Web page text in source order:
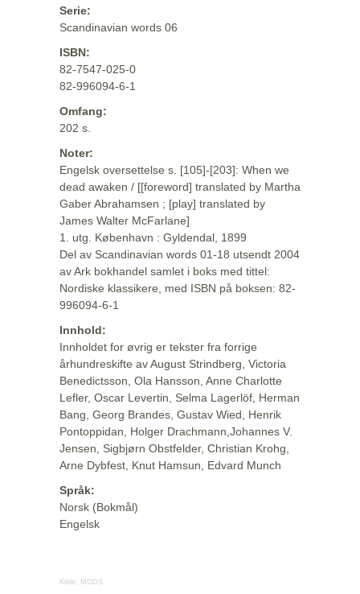
Serie:
Scandinavian words 06
ISBN:
82-7547-025-0
82-996094-6-1
Omfang:
202 s.
Noter:
Engelsk oversettelse s. [105]-[203]: When we
dead awaken / [[foreword] translated by Martha
Gaber Abrahamsen ; [play] translated by
James Walter McFarlane]
1. utg. København : Gyldendal, 1899
Del av Scandinavian words 01-18 utsendt 2004
av Ark bokhandel samlet i boks med tittel:
Nordiske klassikere, med ISBN på boksen: 82-
996094-6-1
Innhold:
Innholdet for øvrig er tekster fra forrige
århundreskifte av August Strindberg, Victoria
Benedictsson, Ola Hansson, Anne Charlotte
Lefler, Oscar Levertin, Selma Lagerlöf, Herman
Bang, Georg Brandes, Gustav Wied, Henrik
Pontoppidan, Holger Drachmann,Johannes V.
Jensen, Sigbjørn Obstfelder, Christian Krohg,
Arne Dybfest, Knut Hamsun, Edvard Munch
Språk:
Norsk (Bokmål)
Engelsk
Kilde: MODS